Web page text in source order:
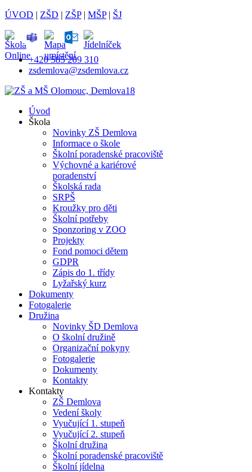
ÚVOD | ZŠD | ZŠP| MŠP| ŠJ
+420 585 209 310
zsdemlova@zsdemlova.cz
Úvod
Škola
Novinky ZŠ Demlova
Informace o škole
Školní poradenské pracoviště
Výchovné a kariérové
poradenství
Školská rada
SRPŠ
Kroužky pro děti
Školní potřeby
Sponzoring v ZOO
Projekty
Fond pomoci dětem
GDPR
Zápis do 1. třídy
Lyžařský kurz
Dokumenty
Fotogalerie
Družina
Novinky ŠD Demlova
O školní družině
Organizační pokyny
Fotogalerie
Dokumenty
Kontakty
Kontakty
ZŠ Demlova
Vedení školy
Vyučující 1. stupeň
Vyučující 2. stupeň
Školní družina
Školní poradenské pracoviště
Školní jídelna